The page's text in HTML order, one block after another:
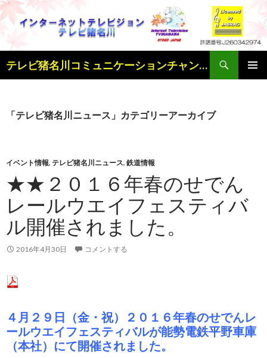
テレビ猪名川コミュニケーションチャンネル
索
ン
キ
プ
「テレビ猪名川ニュース」カテゴリーアーカイブ
イベント情報, テレビ猪名川ニュース, 鉄道情報
★★２０１６年春のせでん
レールウエイフェスティバ
ル開催されました。
2016年4月30日 コメントする
４月２９日（金・祝）２０１６年春のせでんレ
ールウエイフェスティバルが能勢電鉄平野車庫
（本社）にて開催されました。